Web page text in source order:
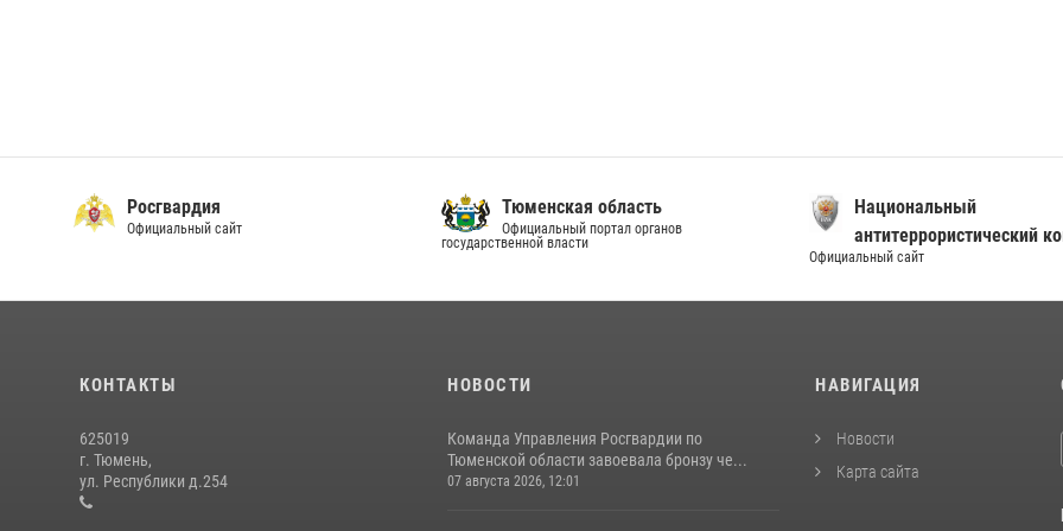
Росгвардия
Официальный сайт
Тюменская область
Официальный портал органов
государственной власти
Национальный
антитеррористический
Официальный сайт
КОНТАКТЫ
625019
г. Тюмень,
ул. Республики д.254
НОВОСТИ
Команда Управления Росгвардии по
Тюменской области завоевала бронзу че...
07 августа 2026, 12:01
НАВИГАЦИЯ
Новости
Карта сайта